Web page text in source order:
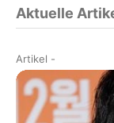
Aktuelle
Artikel -